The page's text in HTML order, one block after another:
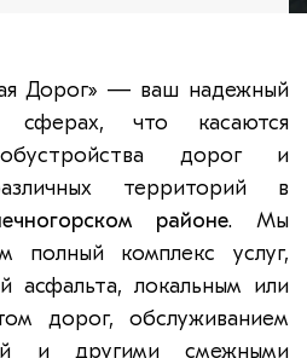
Дорог» — ваш надежный
что касаются
обустройства дорог и
территорий в
районе. Мы
полный комплекс услуг,
асфальта, локальным или
дорог, обслуживанием
и другими смежными